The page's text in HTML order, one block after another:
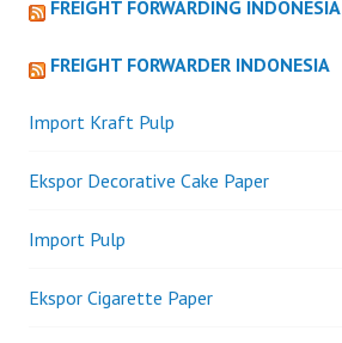
FREIGHT FORWARDING INDONESIA
FREIGHT FORWARDER INDONESIA
Import Kraft Pulp
Ekspor Decorative Cake Paper
Import Pulp
Ekspor Cigarette Paper